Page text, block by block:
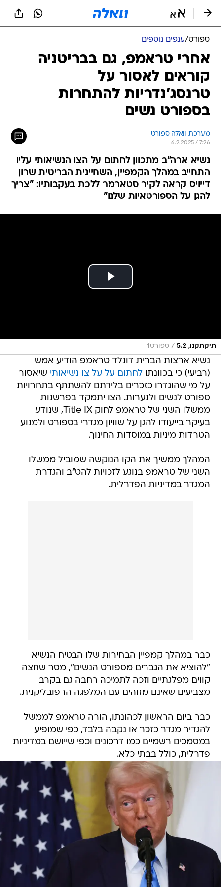
ספורט/ענפים נוספים
אחרי טראמפ, גם בבריטניה
קוראים לאסור על
טרנסג'נדריות להתחרות
בספורט נשים
מערכת וואלה ספורט
6.2.2025 / 7:26
נשיא ארה"ב מתכוון לחתום על הצו הנשיאותי עליו
התחייב במהלך הקמפיין, השחיינית הבריטית שרון
דייויס קראה לקיר סטארמר ללכת בעקבותיו: "צריך
להגן על הספורטאיות שלנו"
תיקתקנו, 5.2 / ספורט1
נשיא ארצות הברית דונלד טראמפ הודיע אמש
(רביעי) כי בכוונתולחתום על על צו נשיאותי שיאסור
על מי שהוגדרו כזכרים בלידתם להשתתף בתחרויות
ספורט לנשים ולנערות. הצו יתמקד בפרשנות
ממשלו השני של טראמפ לחוק Title IX, שנודע
בעיקר בייעודו להגן על שוויון מגדרי בספורט ולמנוע
הטרדות מיניות במוסדות החינוך.
המהלך ממשיך את הקו הנוקשה שמוביל ממשלו
השני של טראמפ בנוגע לזכויות להט"ב והגדרת
המגדר במדיניות הפדרלית.
כבר במהלך קמפיין הבחירות שלו הבטיח הנשיא
"להוציא את הגברים מספורט הנשים", מסר שחצה
קווים מפלגתיים וזכה לתמיכה רחבה גם בקרב
מצביעים שאינם מזוהים עם המלפגה הרפובליקנית.
כבר ביום הראשון לכהונתו, הורה טראמפ לממשל
להגדיר מגדר כזכר או נקבה בלבד, כפי שמופיע
במסמכים רשמיים כמו דרכונים וכפי שייושם במדיניות
פדרלית, כולל בבתי כלא.